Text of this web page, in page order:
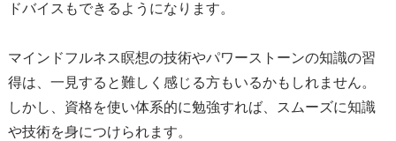
ドバイスもできるようになります。
マインドフルネス瞑想の技術やパワーストーンの知識の習
得は、一見すると難しく感じる方もいるかもしれません。
しかし、資格を使い体系的に勉強すれば、スムーズに知識
や技術を身につけられます。